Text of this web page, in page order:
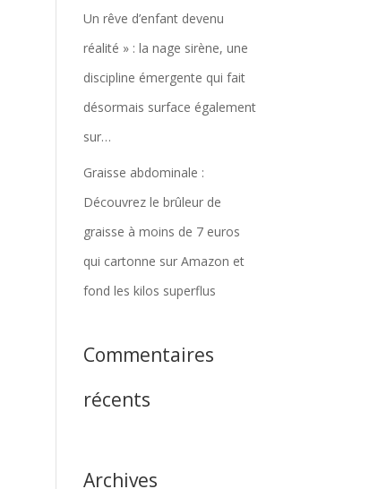
Un rêve d’enfant devenu
réalité » : la nage sirène, une
discipline émergente qui fait
désormais surface également
sur…
Graisse abdominale :
Découvrez le brûleur de
graisse à moins de 7 euros
qui cartonne sur Amazon et
fond les kilos superflus
Commentaires
récents
Archives